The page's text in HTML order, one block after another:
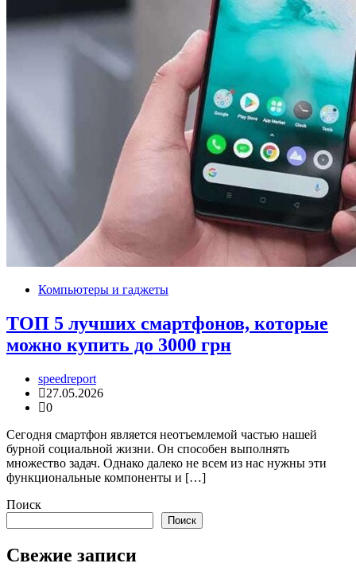
Компьютеры и гаджеты
ТОП 5 лучших смартфонов, которые
можно купить до 3000 грн
speedreport
27.05.2026
0
Сегодня смартфон является неотъемлемой частью нашей
бурной социальной жизни. Он способен выполнять
множество задач. Однако далеко не всем из нас нужны эти
функциональные компоненты и […]
Поиск
Поиск
Свежие записи